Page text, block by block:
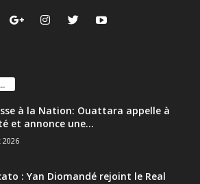
à la Nation: Ouattara appelle à
et annonce une...
2026
: Yan Diomandé rejoint le Real